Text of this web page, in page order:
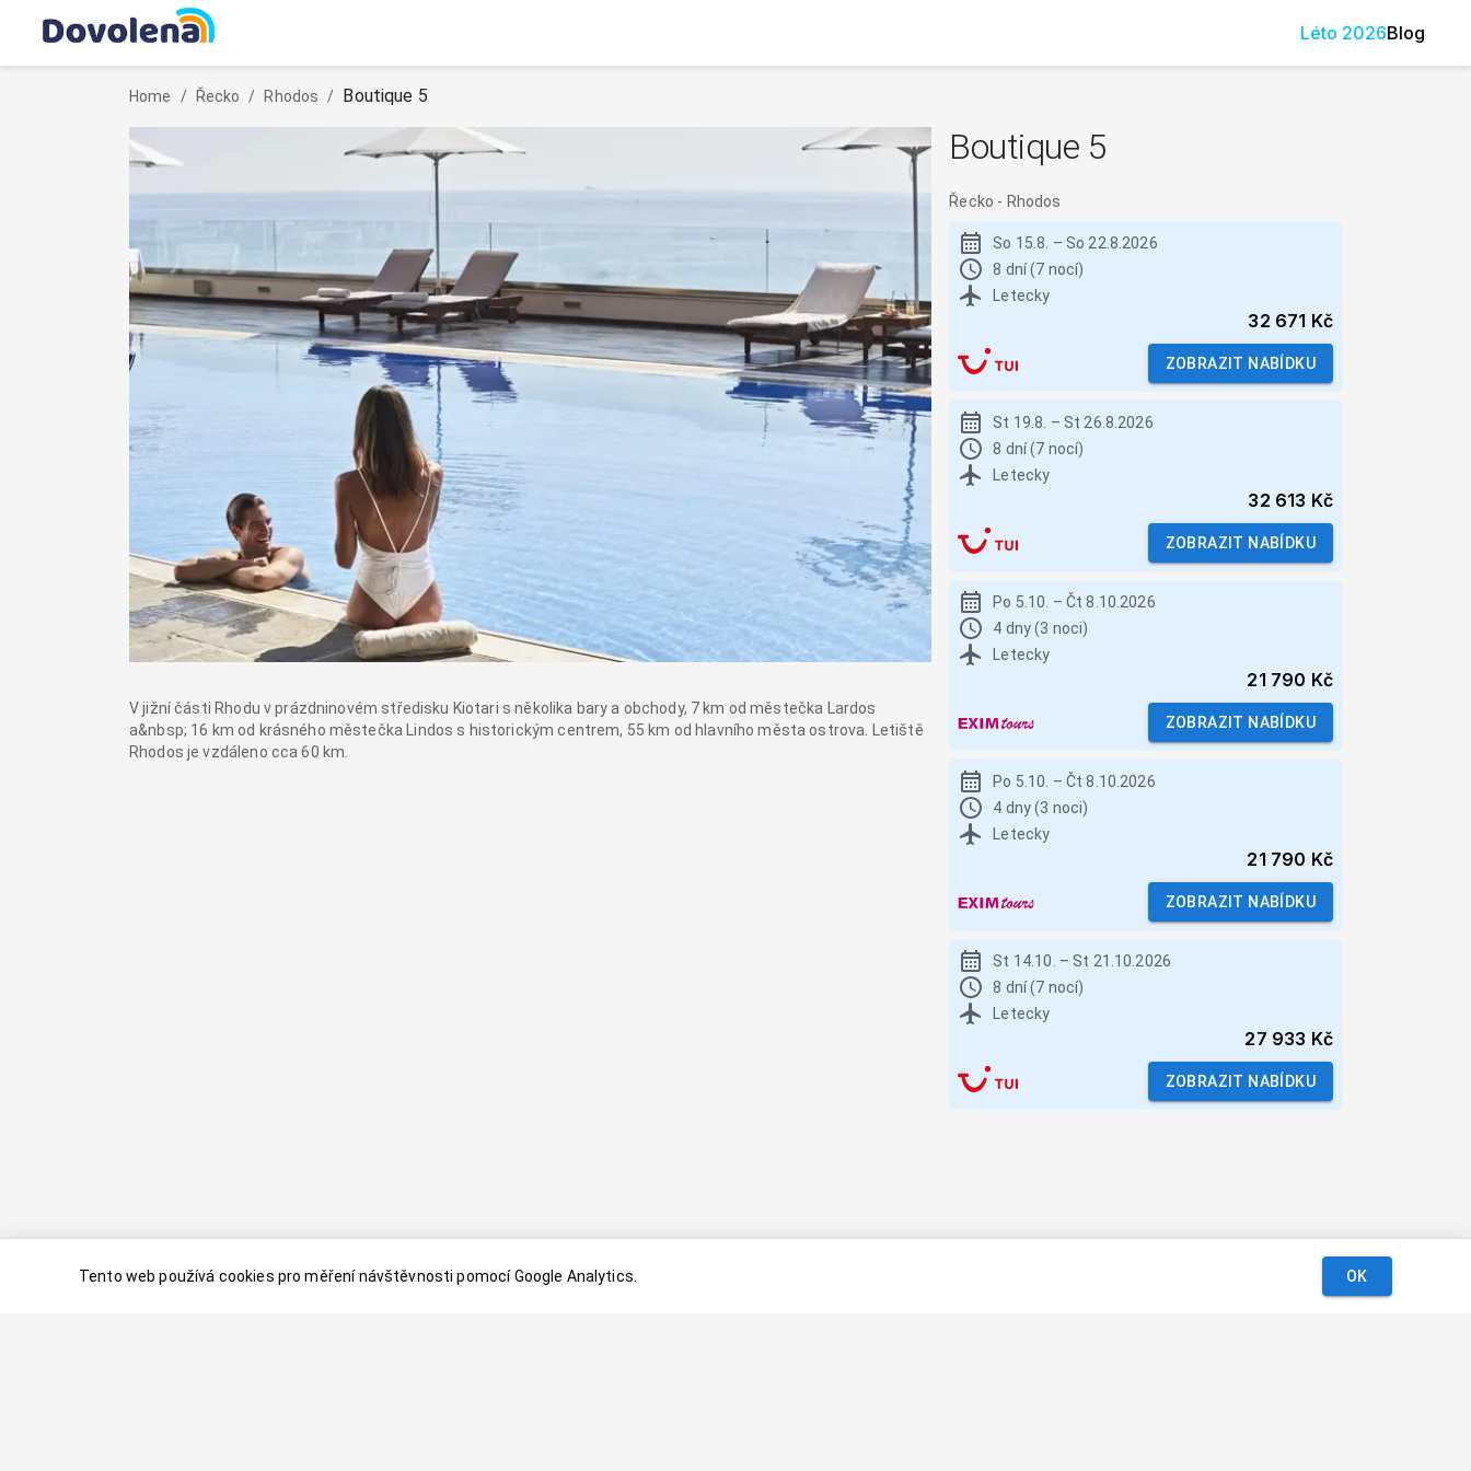
Léto 2026Blog
Home / Řecko / Rhodos / Boutique 5
V jižní části Rhodu v prázdninovém středisku Kiotari s několika bary a obchody, 7 km od městečka Lardos
a&nbsp; 16 km od krásného městečka Lindos s historickým centrem, 55 km od hlavního města ostrova. Letiště
Rhodos je vzdáleno cca 60 km.
Boutique 5
Řecko - Rhodos
So 15.8. – So 22.8.2026
8 dní (7 nocí)
Letecky
32 671 Kč
ZOBRAZIT NABÍDKU
St 19.8. – St 26.8.2026
8 dní (7 nocí)
Letecky
32 613 Kč
ZOBRAZIT NABÍDKU
Po 5.10. – Čt 8.10.2026
4 dny (3 noci)
Letecky
21 790 Kč
ZOBRAZIT NABÍDKU
Po 5.10. – Čt 8.10.2026
4 dny (3 noci)
Letecky
21 790 Kč
ZOBRAZIT NABÍDKU
St 14.10. – St 21.10.2026
8 dní (7 nocí)
Letecky
27 933 Kč
ZOBRAZIT NABÍDKU
Tento web používá cookies pro měření návštěvnosti pomocí Google Analytics. OK